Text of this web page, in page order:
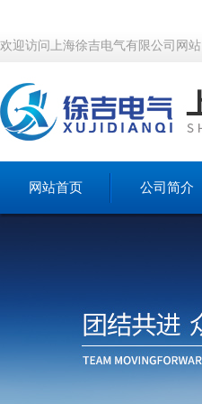
欢迎访问上海徐吉电气有限公司网站
网站首页 公司简介